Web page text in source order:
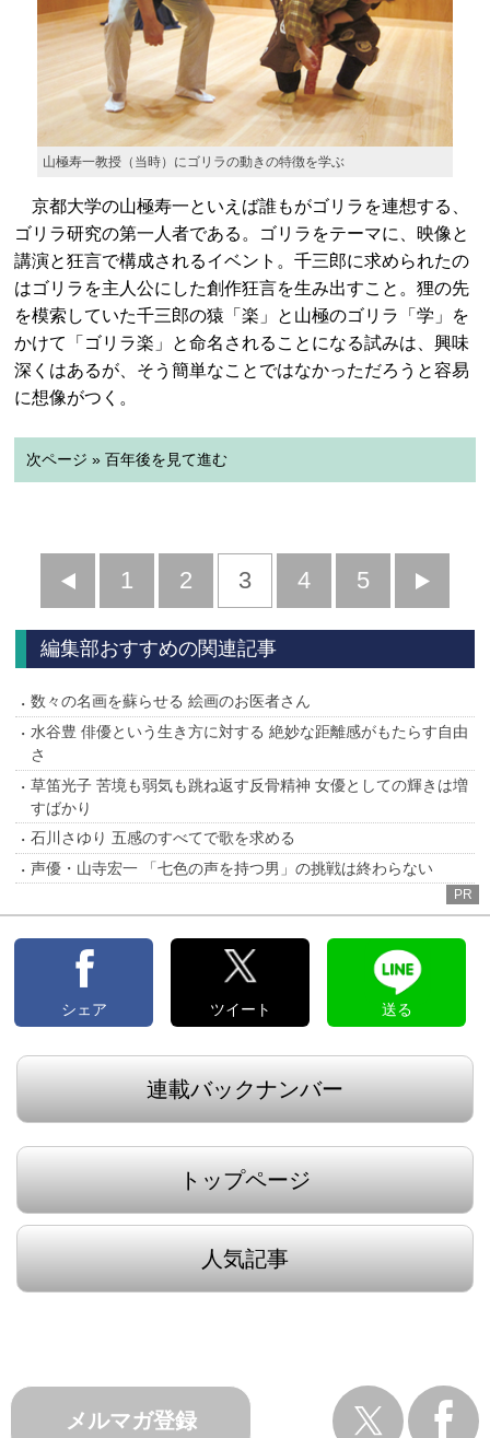
山極寿一教授（当時）にゴリラの動きの特徴を学ぶ
京都大学の山極寿一といえば誰もがゴリラを連想する、
ゴリラ研究の第一人者である。ゴリラをテーマに、映像と
講演と狂言で構成されるイベント。千三郎に求められたの
はゴリラを主人公にした創作狂言を生み出すこと。狸の先
を模索していた千三郎の猿「楽」と山極のゴリラ「学」を
かけて「ゴリラ楽」と命名されることになる試みは、興味
深くはあるが、そう簡単なことではなかっただろうと容易
に想像がつく。
次ページ » 百年後を見て進む
前
へ
1 2 3 4 5
へ
編集部おすすめの関連記事
数々の名画を蘇らせる 絵画のお医者さん
水谷豊 俳優という生き方に対する 絶妙な距離感がもたらす自由
さ
草笛光子 苦境も弱気も跳ね返す反骨精神 女優としての輝きは増
すばかり
石川さゆり 五感のすべてで歌を求める
声優・山寺宏一 「七色の声を持つ男」の挑戦は終わらない
PR
シェア ツイート 送る
連載バックナンバー
トップページ
人気記事
メルマガ登録